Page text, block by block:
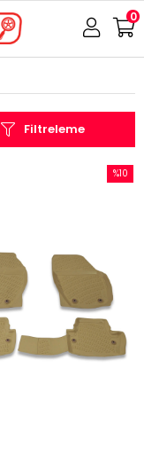
0
Filtreleme
%10